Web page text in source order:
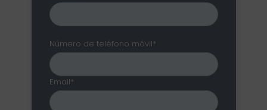
Número de teléfono móvil*
Email*